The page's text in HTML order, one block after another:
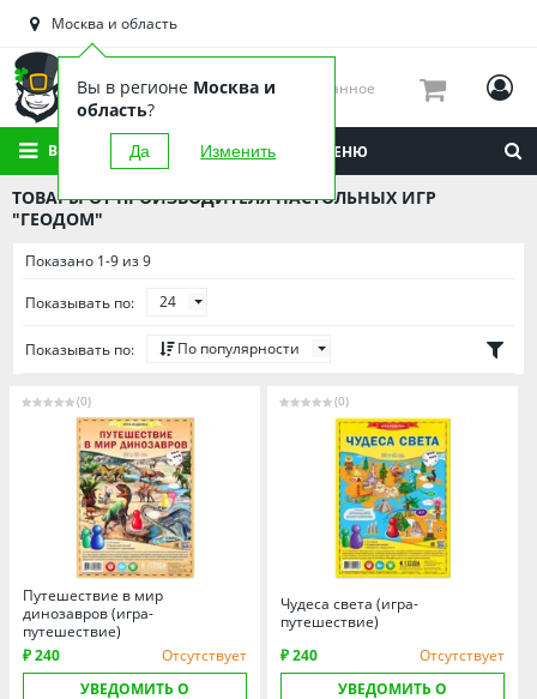
Башкортостан
Брянская область
Вологодская область
Воронежская область
Иркутская область
Калининградская область
Кировская область
Липецкая область
Мордовия
Москва и область
Нижегородская область
Новосибирская область
Омская область
Оренбургская область
Пензенская область
Пермский край
Ростовская область
Москва и область
Вы в регионе Москва и
область?
Да Изменить
Избранное
ВСЕ КАТЕГОРИИ МЕНЮ
ТОВАРЫ ОТ ПРОИЗВОДИТЕЛЯ НАСТОЛЬНЫХ ИГР
"ГЕОДОМ"
Показано 1-9 из 9
Показывать по: 24
Показывать по: По популярности
(0)
Путешествие в мир
динозавров (игра-
путешествие)
₽ 240
Отсутствует
УВЕДОМИТЬ О
(0)
Чудеса света (игра-
путешествие)
₽ 240
Отсутствует
УВЕДОМИТЬ О